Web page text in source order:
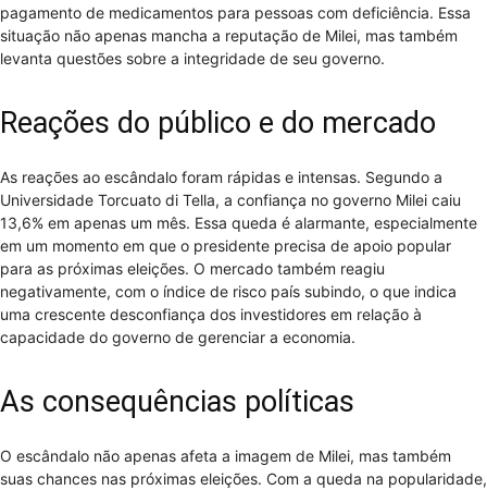
pagamento de medicamentos para pessoas com deficiência. Essa
situação não apenas mancha a reputação de Milei, mas também
levanta questões sobre a integridade de seu governo.
Reações do público e do mercado
As reações ao escândalo foram rápidas e intensas. Segundo a
Universidade Torcuato di Tella, a confiança no governo Milei caiu
13,6% em apenas um mês. Essa queda é alarmante, especialmente
em um momento em que o presidente precisa de apoio popular
para as próximas eleições. O mercado também reagiu
negativamente, com o índice de risco país subindo, o que indica
uma crescente desconfiança dos investidores em relação à
capacidade do governo de gerenciar a economia.
As consequências políticas
O escândalo não apenas afeta a imagem de Milei, mas também
suas chances nas próximas eleições. Com a queda na popularidade,